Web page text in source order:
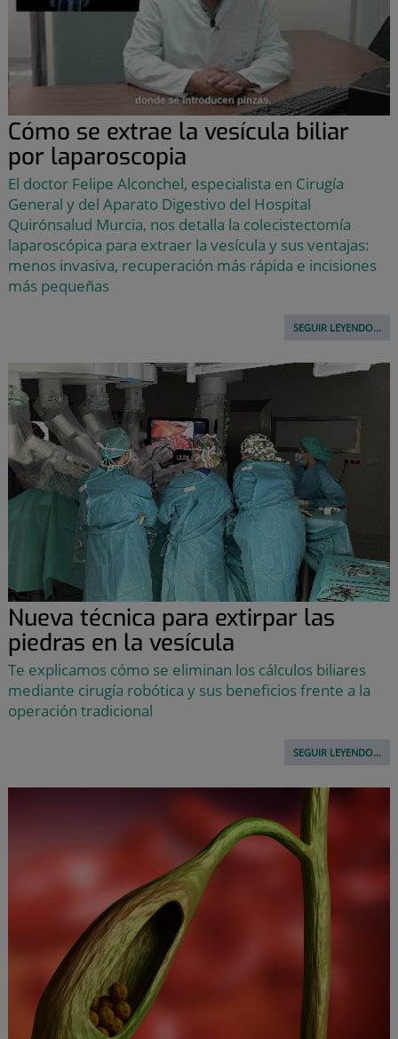
Cómo se extrae la vesícula biliar
por laparoscopia
El doctor Felipe Alconchel, especialista en Cirugía
General y del Aparato Digestivo del Hospital
Quirónsalud Murcia, nos detalla la colecistectomía
laparoscópica para extraer la vesícula y sus ventajas:
menos invasiva, recuperación más rápida e incisiones
más pequeñas
SEGUIR LEYENDO...
Nueva técnica para extirpar las
piedras en la vesícula
Te explicamos cómo se eliminan los cálculos biliares
mediante cirugía robótica y sus beneficios frente a la
operación tradicional
SEGUIR LEYENDO...